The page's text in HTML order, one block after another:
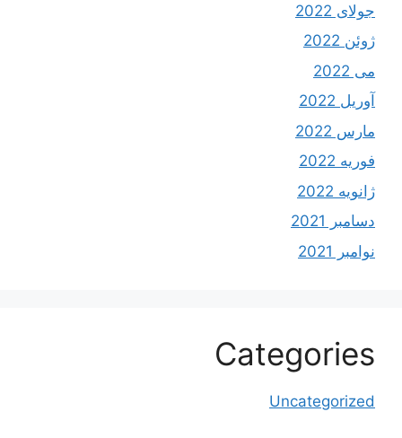
جولای 2022
ژوئن 2022
می 2022
آوریل 2022
مارس 2022
فوریه 2022
ژانویه 2022
دسامبر 2021
نوامبر 2021
Categories
Uncategorized